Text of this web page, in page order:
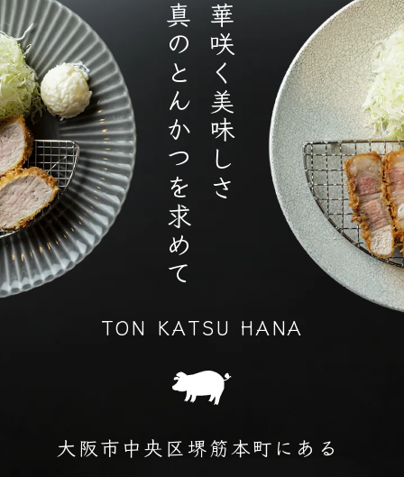
華咲く美味しさ
真のとんかつを求めて
TON KATSU HANA
大阪市中央区堺筋本町にある